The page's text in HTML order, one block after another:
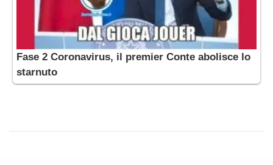
Fase 2 Coronavirus, il premier Conte abolisce lo
starnuto